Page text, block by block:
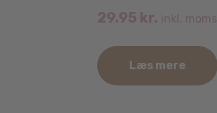
29.95 kr. inkl. moms
Læs mere